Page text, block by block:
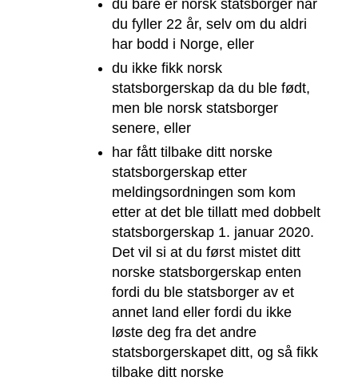
du bare er norsk statsborger når
du fyller 22 år, selv om du aldri
har bodd i Norge, eller
du ikke fikk norsk
statsborgerskap da du ble født,
men ble norsk statsborger
senere, eller
har fått tilbake ditt norske
statsborgerskap etter
meldingsordningen som kom
etter at det ble tillatt med dobbelt
statsborgerskap 1. januar 2020.
Det vil si at du først mistet ditt
norske statsborgerskap enten
fordi du ble statsborger av et
annet land eller fordi du ikke
løste deg fra det andre
statsborgerskapet ditt, og så fikk
tilbake ditt norske